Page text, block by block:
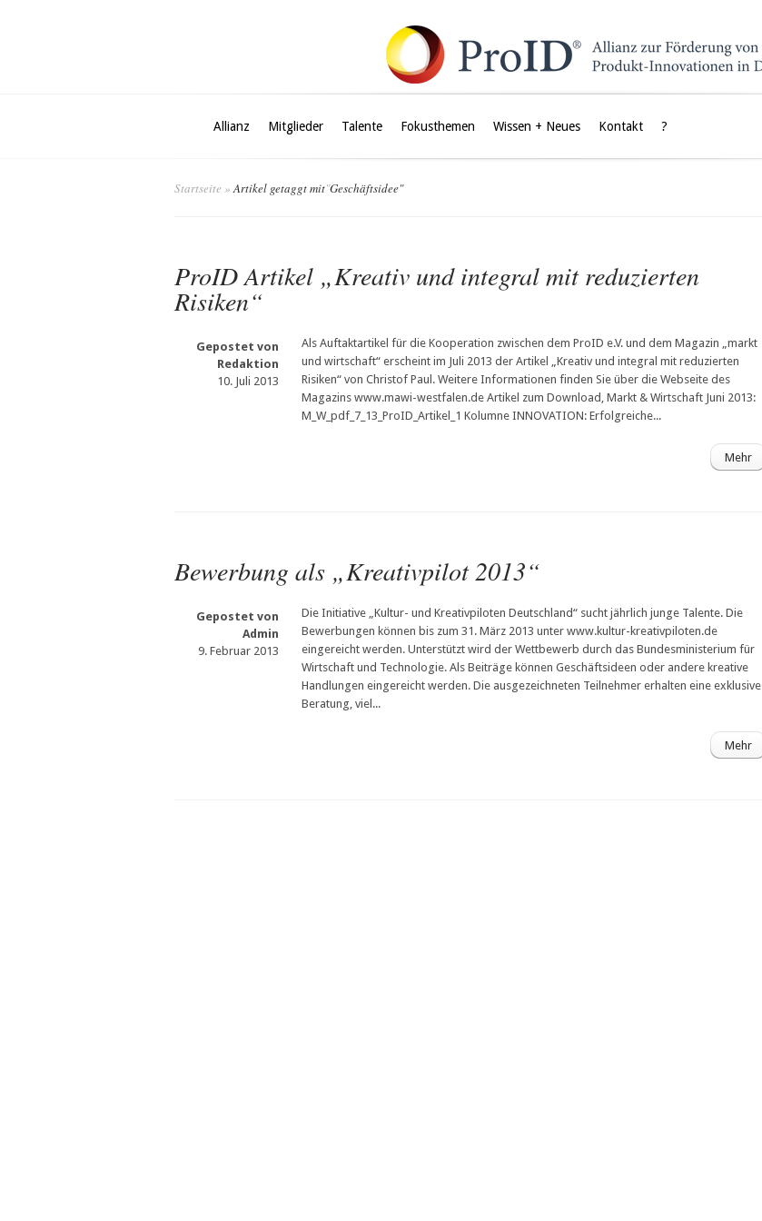
Allianz Mitglieder Talente Fokusthemen Wissen + Neues Kontakt ?
Startseite »Artikel getaggt mit"Geschäftsidee"
ProID Artikel „Kreativ und integral mit reduzierten
Risiken“
Gepostet von
Redaktion
10. Juli 2013
Als Auftaktartikel für die Kooperation zwischen dem ProID e.V. und dem Magazin „markt
und wirtschaft“ erscheint im Juli 2013 der Artikel „Kreativ und integral mit reduzierten
Risiken“ von Christof Paul. Weitere Informationen finden Sie über die Webseite des
Magazins www.mawi-westfalen.de Artikel zum Download, Markt & Wirtschaft Juni 2013:
M_W_pdf_7_13_ProID_Artikel_1 Kolumne INNOVATION: Erfolgreiche...
Mehr
Bewerbung als „Kreativpilot 2013“
Gepostet von
Admin
9. Februar 2013
Die Initiative „Kultur- und Kreativpiloten Deutschland“ sucht jährlich junge Talente. Die
Bewerbungen können bis zum 31. März 2013 unter www.kultur-kreativpiloten.de
eingereicht werden. Unterstützt wird der Wettbewerb durch das Bundesministerium für
Wirtschaft und Technologie. Als Beiträge können Geschäftsideen oder andere kreative
Handlungen eingereicht werden. Die ausgezeichneten Teilnehmer erhalten eine exklusive
Beratung, viel...
Mehr